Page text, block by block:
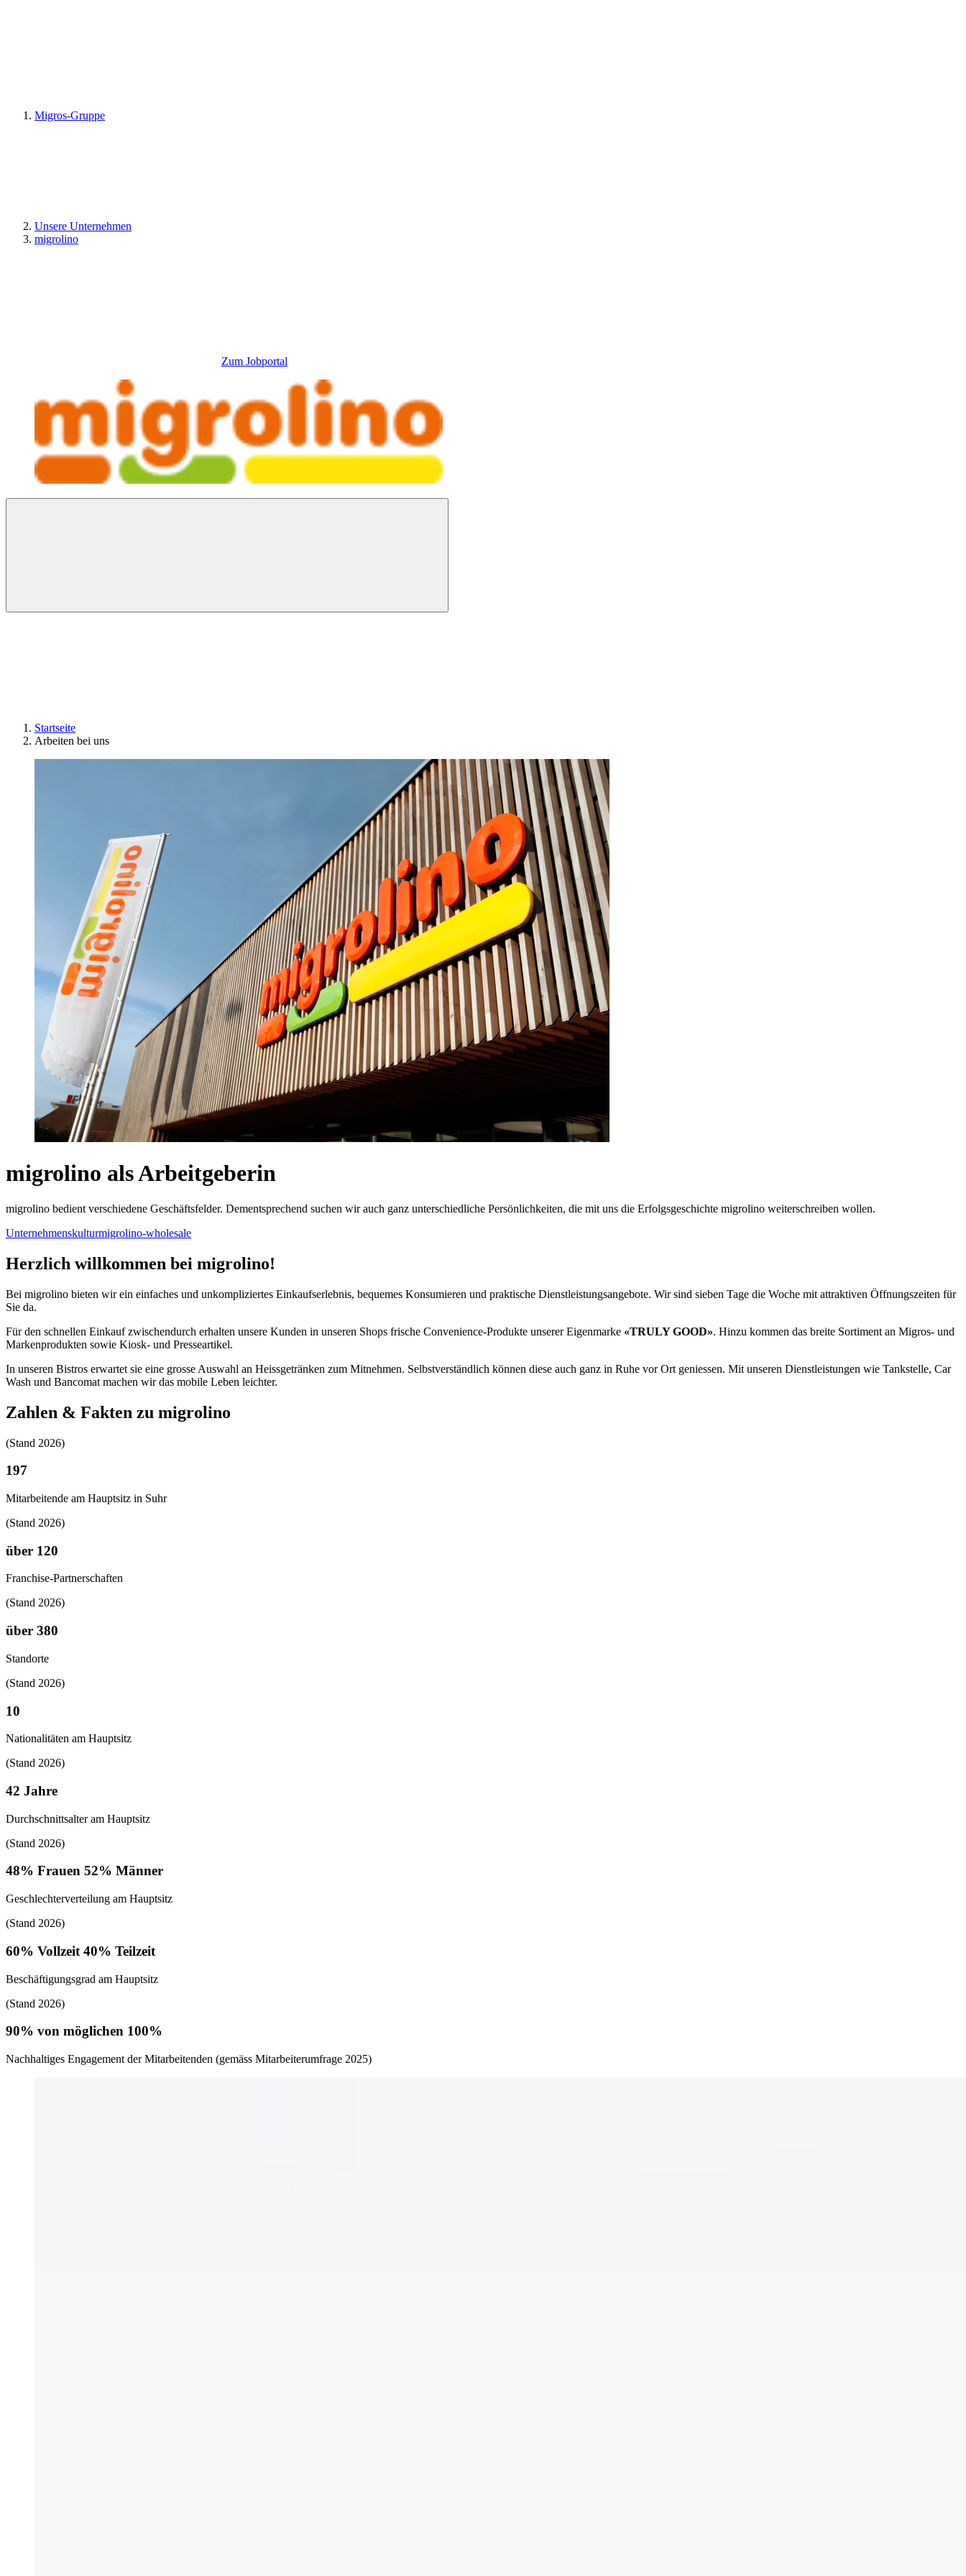
Migros-Gruppe
Unsere Unternehmen
migrolino
Zum Jobportal
Startseite
Arbeiten bei uns
migrolino als Arbeitgeberin
migrolino bedient verschiedene Geschäftsfelder. Dementsprechend suchen wir auch ganz unterschiedliche Persönlichkeiten, die mit uns die Erfolgsgeschichte migrolino weiterschreiben wollen.
Unternehmenskulturmigrolino-wholesale
Herzlich willkommen bei migrolino!
Bei migrolino bieten wir ein einfaches und unkompliziertes Einkaufserlebnis, bequemes Konsumieren und praktische Dienstleistungsangebote. Wir sind sieben Tage die Woche mit attraktiven Öffnungszeiten für
Sie da.
Für den schnellen Einkauf zwischendurch erhalten unsere Kunden in unseren Shops frische Convenience-Produkte unserer Eigenmarke «TRULY GOOD». Hinzu kommen das breite Sortiment an Migros- und
Markenprodukten sowie Kiosk- und Presseartikel.
In unseren Bistros erwartet sie eine grosse Auswahl an Heissgetränken zum Mitnehmen. Selbstverständlich können diese auch ganz in Ruhe vor Ort geniessen. Mit unseren Dienstleistungen wie Tankstelle, Car
Wash und Bancomat machen wir das mobile Leben leichter.
Zahlen & Fakten zu migrolino
(Stand 2026)
197
Mitarbeitende am Hauptsitz in Suhr
(Stand 2026)
über 120
Franchise-Partnerschaften
(Stand 2026)
über 380
Standorte
(Stand 2026)
10
Nationalitäten am Hauptsitz
(Stand 2026)
42 Jahre
Durchschnittsalter am Hauptsitz
(Stand 2026)
48% Frauen 52% Männer
Geschlechterverteilung am Hauptsitz
(Stand 2026)
60% Vollzeit 40% Teilzeit
Beschäftigungsgrad am Hauptsitz
(Stand 2026)
90% von möglichen 100%
Nachhaltiges Engagement der Mitarbeitenden (gemäss Mitarbeiterumfrage 2025)